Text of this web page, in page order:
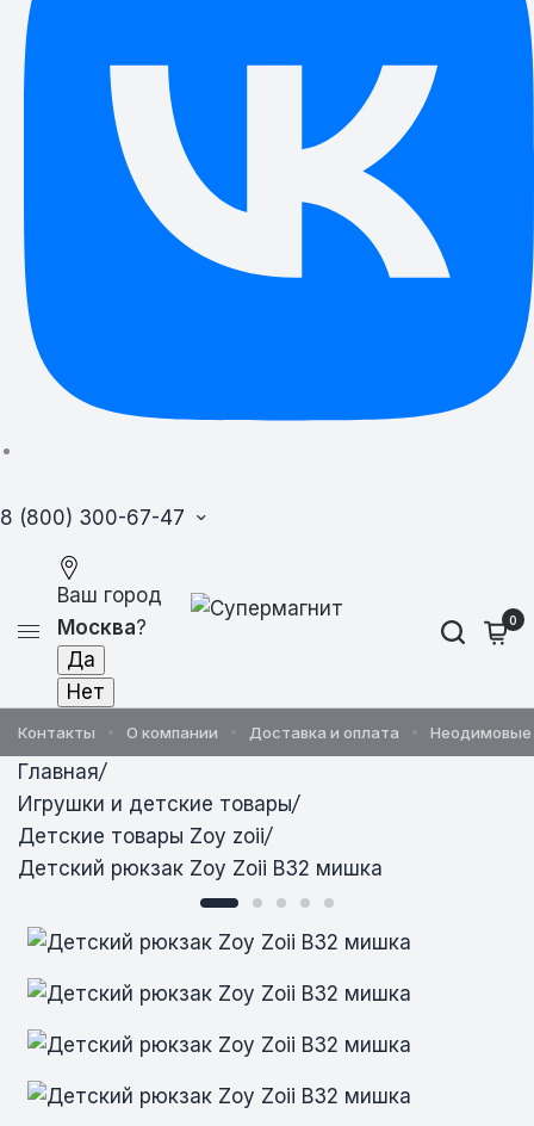
8 (800) 300-67-47
Ваш город
Москва? 0
Контакты О компании Доставка и оплата
Главная/
Игрушки и детские товары/
Детские товары Zoy zoii/
Детский рюкзак Zoy Zoii В32 мишка
Детский рюкзак Zoy Zoii В32 мишка
Детский рюкзак Zoy Zoii В32 мишка
Детский рюкзак Zoy Zoii В32 мишка
Детский рюкзак Zoy Zoii В32 мишка
Детский рюкзак Zoy Zoii В32 мишка